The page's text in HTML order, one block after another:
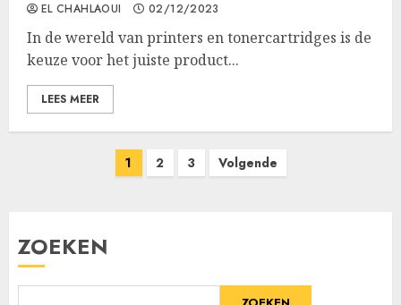
EL CHAHLAOUI 02/12/2023
In de wereld van printers en tonercartridges is de
keuze voor het juiste product...
LEES MEER
Berichten
1 2 3 Volgende
ZOEKEN